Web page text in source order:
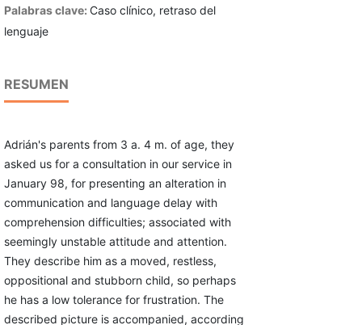
Palabras clave: Caso clínico, retraso del
lenguaje
RESUMEN
Adrián's parents from 3 a. 4 m. of age, they
asked us for a consultation in our service in
January 98, for presenting an alteration in
communication and language delay with
comprehension difficulties; associated with
seemingly unstable attitude and attention.
They describe him as a moved, restless,
oppositional and stubborn child, so perhaps
he has a low tolerance for frustration. The
described picture is accompanied, according